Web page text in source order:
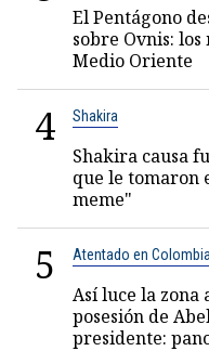
El Pentágono
sobre Ovnis:
Medio Oriente
4 Shakira
Shakira causa
que le tomaron
meme"
5 Atentado en Colombia
Así luce la zona
posesión de
presidente: